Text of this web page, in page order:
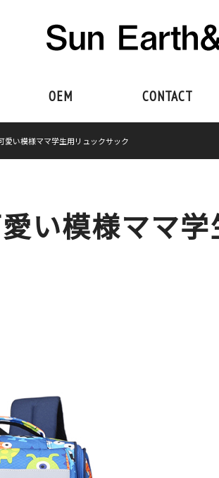
OEM CONTACT
愛い模様ママ学生用リュックサック
愛い模様ママ